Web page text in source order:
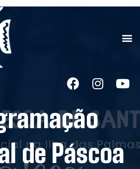
de Páscoa